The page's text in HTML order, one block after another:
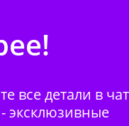
все детали в
эксклюзивные